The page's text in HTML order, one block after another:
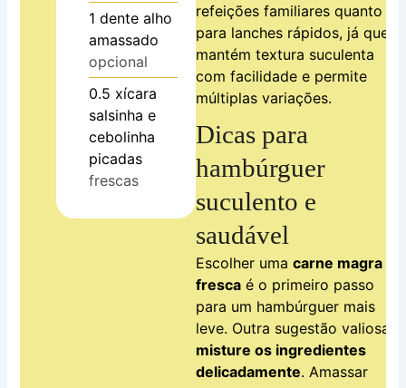
1 dente alho
amassado
opcional
0.5 xícara
salsinha e
cebolinha
picadas
frescas
refeições familiares quanto
para lanches rápidos, já que
mantém textura suculenta
com facilidade e permite
múltiplas variações.
Dicas para
hambúrguer
suculento e
saudável
Escolher umacarne magra e
fresca é o primeiro passo
para um hambúrguer mais
leve. Outra sugestão valiosa:
misture os ingredientes
delicadamente. Amassar